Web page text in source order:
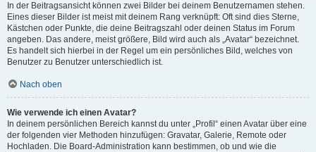
In der Beitragsansicht können zwei Bilder bei deinem Benutzernamen stehen.
Eines dieser Bilder ist meist mit deinem Rang verknüpft: Oft sind dies Sterne,
Kästchen oder Punkte, die deine Beitragszahl oder deinen Status im Forum
angeben. Das andere, meist größere, Bild wird auch als „Avatar“ bezeichnet.
Es handelt sich hierbei in der Regel um ein persönliches Bild, welches von
Benutzer zu Benutzer unterschiedlich ist.
Nach oben
Wie verwende ich einen Avatar?
In deinem persönlichen Bereich kannst du unter „Profil“ einen Avatar über eine
der folgenden vier Methoden hinzufügen: Gravatar, Galerie, Remote oder
Hochladen. Die Board-Administration kann bestimmen, ob und wie die